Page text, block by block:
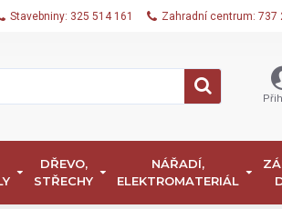
Stavebniny: 325 514 161 Zahradní centrum: 737
DŘEVO,
STŘECHY
NÁŘADÍ,
ELEKTROMATERIÁL